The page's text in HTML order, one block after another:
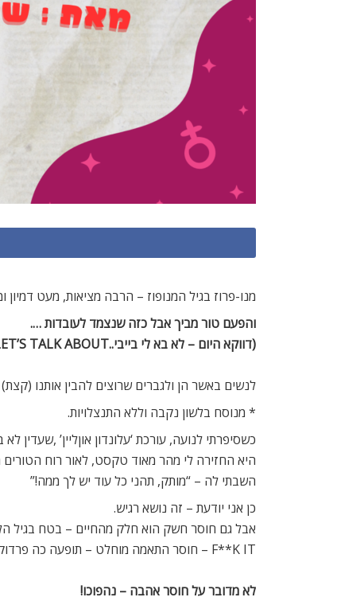
מנו-פרוז בגיל המנופוז – הרבה מציאות, מעט
והפעם טור מביך אבל כזה שנצמד לעובדות ….
(דווקא היום – לא בא לי בייבי..TALK ABOUT
לנשים באשר הן ולגברים שרוצים להבין אותנו (קצת)
* מנוסח בלשון נקבה וללא התנצלויות.
כשסיפרתי לנועה, עורכת ‘עלונדון אוןליין’ ,שעדין
היא החזירה לי מהר מאוד טקסט, לאור רוח
השבתי לה – “מותק, תהני כל עוד יש לך ממה!”
כן אני יודעת – זה נושא רגיש.
אבל גם חוסר חשק הוא חלק מהחיים – בטח בגיל
F**K IT – חוסר התאמה מוחלט – תופעה כה פרדוקסלית ובדיוק בגלל זה כל כך ‘בול בפוני’ לגיל הזה.
לא מדובר על חוסר אהבה – נהפוכו!